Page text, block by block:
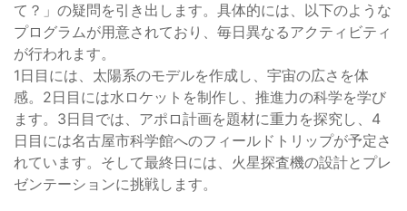
て？」の疑問を引き出します。具体的には、以下のような
プログラムが用意されており、毎日異なるアクティビティ
が行われます。
1日目には、太陽系のモデルを作成し、宇宙の広さを体
感。2日目には水ロケットを制作し、推進力の科学を学び
ます。3日目では、アポロ計画を題材に重力を探究し、4
日目には名古屋市科学館へのフィールドトリップが予定さ
れています。そして最終日には、火星探査機の設計とプレ
ゼンテーションに挑戦します。